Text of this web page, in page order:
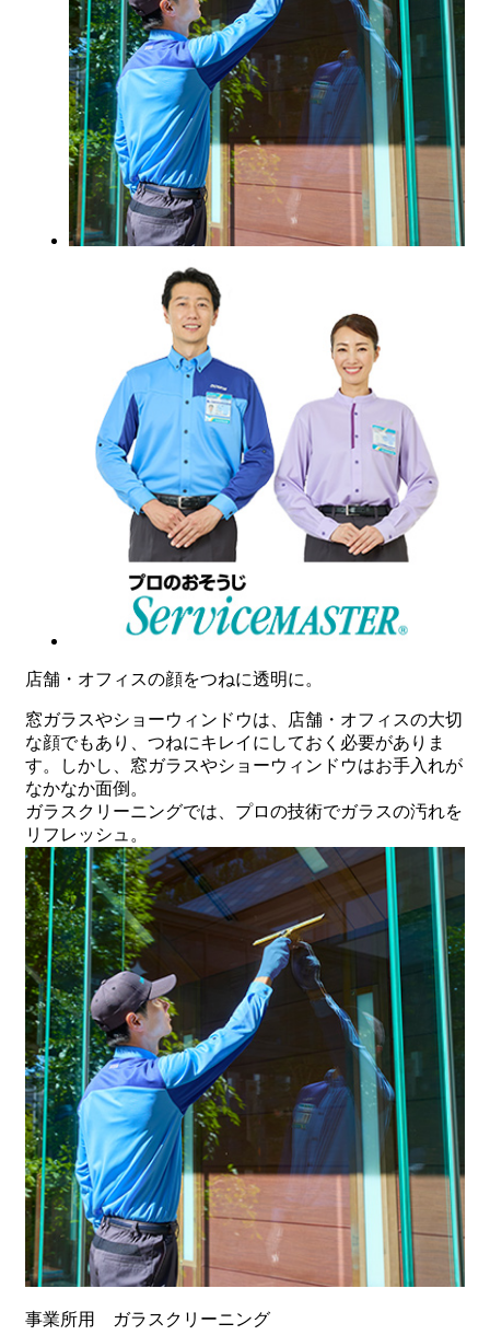
店舗・オフィスの顔をつねに透明に。
窓ガラスやショーウィンドウは、店舗・オフィスの大切
な顔でもあり、つねにキレイにしておく必要がありま
す。しかし、窓ガラスやショーウィンドウはお手入れが
なかなか面倒。
ガラスクリーニングでは、プロの技術でガラスの汚れを
リフレッシュ。
事業所用 ガラスクリーニング